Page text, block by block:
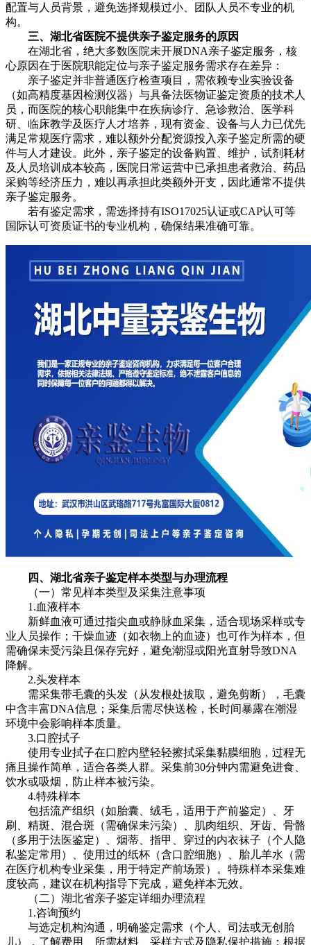
配置与人员背景，避免选择规模过小、团队人员不专业的机
构。
三、湖北省医院不提供亲子鉴定服务的原因
在湖北省，绝大多数医院未开展DNA亲子鉴定服务，核
心原因在于医院职能定位与亲子鉴定服务需求存在差异：
亲子鉴定并非普通医疗检查项目，需依赖专业实验设备
（如高精度基因检测仪器）与具备法医物证鉴定资质的技术人
员，而医院的核心职能集中在疾病诊疗、急诊救治、医学科
研、临床教学及医疗人才培养，现有资金、设备与人力已优先
满足常规医疗需求，难以额外分配资源投入亲子鉴定所需的硬
件与人才建设。此外，亲子鉴定的设备购置、维护，试剂耗材
及人员培训成本较高，医院日常运营中已承担患者救治、药品
采购等经济压力，难以再承担此类额外开支，因此通常不提供
亲子鉴定服务。
若有鉴定需求，需选择持有ISO17025认证或CAP认可等
国际认可资质证书的专业机构，确保结果准确可靠。
四、湖北省亲子鉴定样本类型与办理流程
（一）常见样本类型及采集注意事项
1.血液样本
新鲜血液可通过指尖血或静脉血采集，适合现场采样或专
业人员操作；干燥血迹（如衣物上的血迹）也可作为样本，但
需确保未受污染且保存完好，避免潮湿或阳光直射导致DNA
降解。
2.头发样本
需采集带毛囊的头发（从发根处拔取，避免剪断），毛囊
中含丰富DNA信息；采集后需尽快送检，长时间暴露在潮湿
环境中会影响样本质量。
3.口腔拭子
使用专业拭子在口腔内壁轻轻擦拭采集黏膜细胞，过程无
痛且操作简单，适合各类人群。采集前30分钟内需避免进食、
饮水或吸烟，防止样本被污染。
4.特殊样本
包括流产组织（如胎囊、绒毛，适用于产前鉴定）、牙
刷、精斑、混合斑（需确保未污染）、肌肉组织、牙齿、骨骼
（多用于法医鉴定）、烟蒂、指甲、穿过的内衣袜子（个人隐
私鉴定常用）、使用过的纸杯（含口腔细胞）、胎儿羊水（需
在医疗机构专业采集，用于特定产前场景）。特殊样本采集难
度较高，建议在机构指导下完成，避免样本无效。
（二）湖北省亲子鉴定详细办理流程
1.咨询预约
与选定机构沟通，明确鉴定需求（个人、司法或无创胎
儿），了解费用、所需材料、采样方式及隐私保护措施；根据